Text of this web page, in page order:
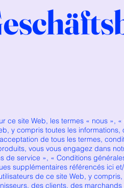
ce site Web, les termes « nous »,
y compris toutes les
de tous les termes,
vous vous engagez dans
de service », « Conditions
supplémentaires référencés ici
de ce site Web, y
des clients, des